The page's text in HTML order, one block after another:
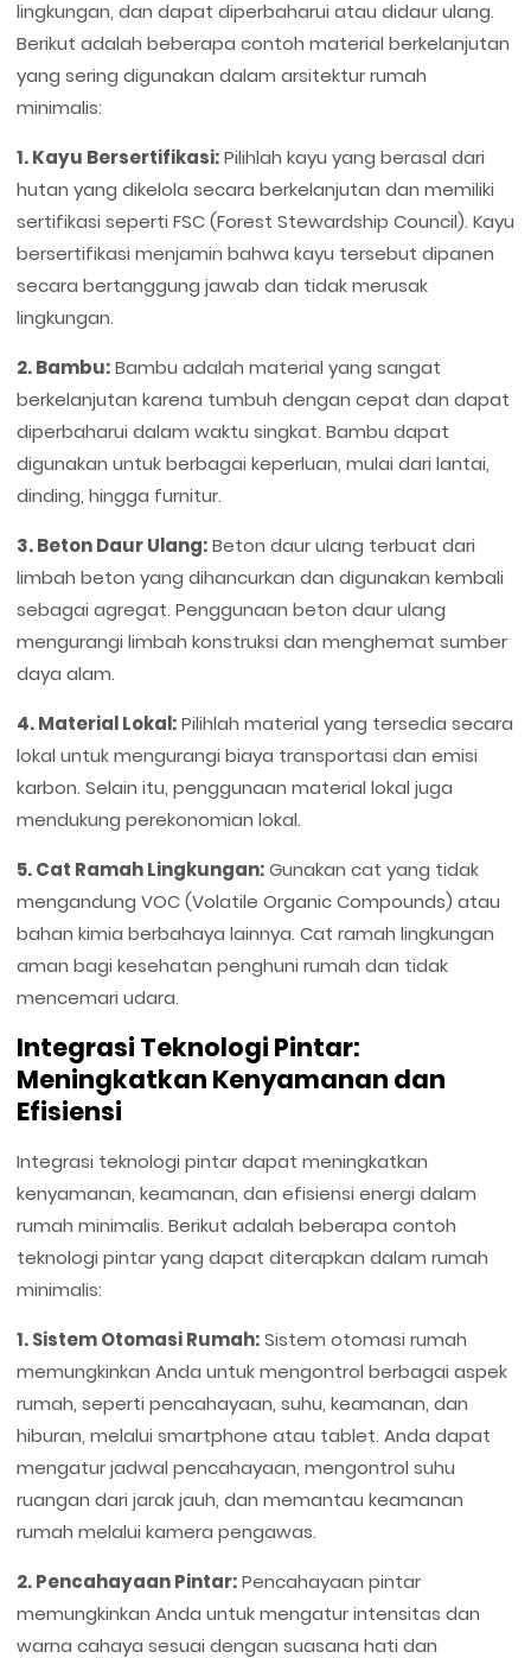
lingkungan, dan dapat diperbaharui atau didaur ulang.
Berikut adalah beberapa contoh material berkelanjutan
yang sering digunakan dalam arsitektur rumah
minimalis:
1. Kayu Bersertifikasi:Pilihlah kayu yang berasal dari
hutan yang dikelola secara berkelanjutan dan memiliki
sertifikasi seperti FSC (Forest Stewardship Council). Kayu
bersertifikasi menjamin bahwa kayu tersebut dipanen
secara bertanggung jawab dan tidak merusak
lingkungan.
2. Bambu:Bambu adalah material yang sangat
berkelanjutan karena tumbuh dengan cepat dan dapat
diperbaharui dalam waktu singkat. Bambu dapat
digunakan untuk berbagai keperluan, mulai dari lantai,
dinding, hingga furnitur.
3. Beton Daur Ulang:Beton daur ulang terbuat dari
limbah beton yang dihancurkan dan digunakan kembali
sebagai agregat. Penggunaan beton daur ulang
mengurangi limbah konstruksi dan menghemat sumber
daya alam.
4. Material Lokal:Pilihlah material yang tersedia secara
lokal untuk mengurangi biaya transportasi dan emisi
karbon. Selain itu, penggunaan material lokal juga
mendukung perekonomian lokal.
5. Cat Ramah Lingkungan:Gunakan cat yang tidak
mengandung VOC (Volatile Organic Compounds) atau
bahan kimia berbahaya lainnya. Cat ramah lingkungan
aman bagi kesehatan penghuni rumah dan tidak
mencemari udara.
Integrasi Teknologi Pintar:
Meningkatkan Kenyamanan dan
Efisiensi
Integrasi teknologi pintar dapat meningkatkan
kenyamanan, keamanan, dan efisiensi energi dalam
rumah minimalis. Berikut adalah beberapa contoh
teknologi pintar yang dapat diterapkan dalam rumah
minimalis:
1. Sistem Otomasi Rumah:Sistem otomasi rumah
memungkinkan Anda untuk mengontrol berbagai aspek
rumah, seperti pencahayaan, suhu, keamanan, dan
hiburan, melalui smartphone atau tablet. Anda dapat
mengatur jadwal pencahayaan, mengontrol suhu
ruangan dari jarak jauh, dan memantau keamanan
rumah melalui kamera pengawas.
2. Pencahayaan Pintar:Pencahayaan pintar
memungkinkan Anda untuk mengatur intensitas dan
warna cahaya sesuai dengan suasana hati dan